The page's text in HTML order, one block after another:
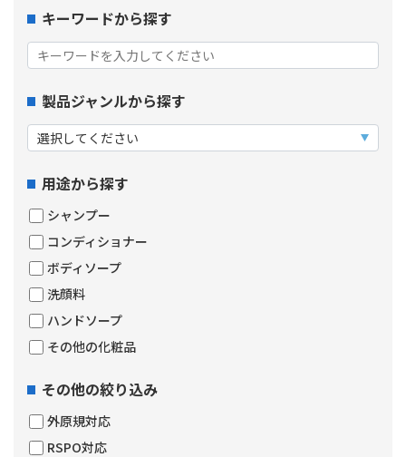
キーワードから探す
製品ジャンルから探す
用途から探す
シャンプー
コンディショナー
ボディソープ
洗顔料
ハンドソープ
その他の化粧品
その他の絞り込み
外原規対応
RSPO対応